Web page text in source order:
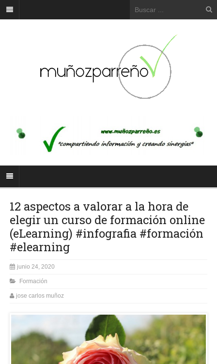
12 aspectos a valorar a la hora de
elegir un curso de formación online
(eLearning) #infografia #formación
#elearning
junio 24, 2020
Formación
jose carlos muñoz